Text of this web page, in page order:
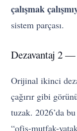
çalışmak
sistem parçası.
Dezavantaj 2 —
Orijinal ikinci
çağırır gibi
tuzak. 2026’da
“ofis-mutfak-